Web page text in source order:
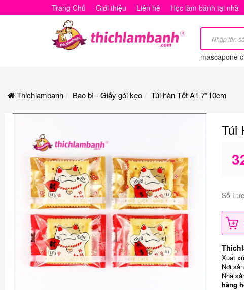
Túi
7*10cm
Trang Chủ Giới thiệu Liên hệ Học làm bánh tại nhà
mascapone
Thichlambanh Bao bì - Giấy gói kẹo Túi hàn Tết A1 7*10cm
Túi
Số
Xuất
Nơi
Nhà
hàng